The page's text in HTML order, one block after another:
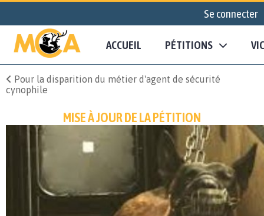
Se connecter
ACCUEIL PÉTITIONS
Pour la disparition du métier d'agent de sécurité
cynophile
MISE À JOUR DE LA PÉTITION